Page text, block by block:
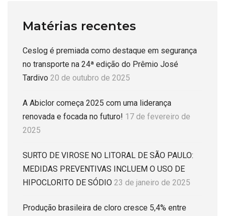
Matérias recentes
Ceslog é premiada como destaque em segurança
no transporte na 24ª edição do Prêmio José
Tardivo 20 de outubro de 2025
A Abiclor começa 2025 com uma liderança
renovada e focada no futuro! 17 de fevereiro de
2025
SURTO DE VIROSE NO LITORAL DE SÃO PAULO:
MEDIDAS PREVENTIVAS INCLUEM O USO DE
HIPOCLORITO DE SÓDIO 23 de janeiro de 2025
Produção brasileira de cloro cresce 5,4% entre